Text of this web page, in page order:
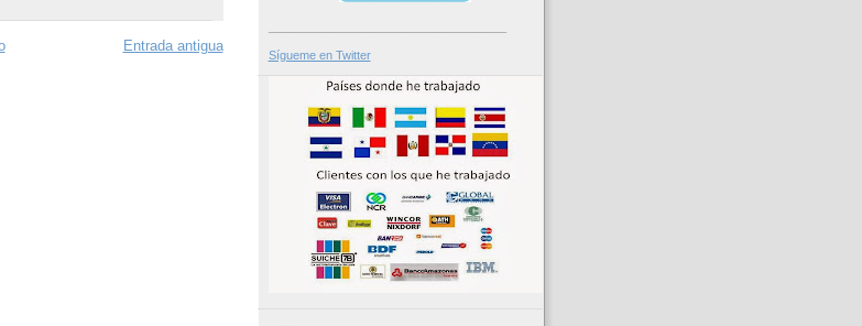
Entrada antigua
Sígueme en Twitter